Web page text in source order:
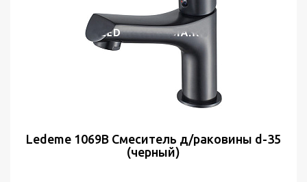
Ledeme 1069В Смеситель д/раковины d-35
(черный)